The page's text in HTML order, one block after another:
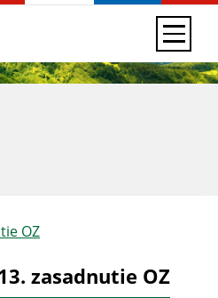
OZ
zasadnutie OZ